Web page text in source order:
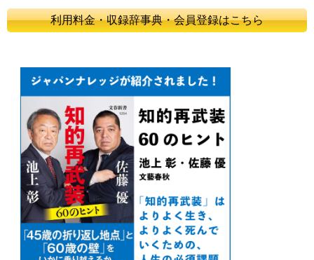
利用料金・収録辞事典・会員登録はこちら